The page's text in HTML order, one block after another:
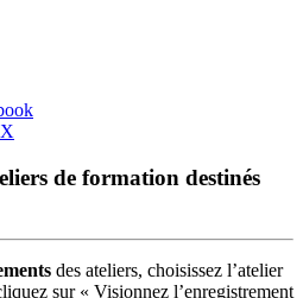
de formation destinés
des ateliers, choisissez l’atelier
sur « Visionnez l’enregistrement